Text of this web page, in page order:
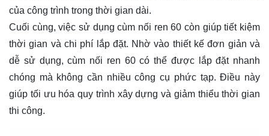
của công trình trong thời gian dài.
Cuối cùng, việc sử dụng cùm nối ren 60 còn giúp tiết kiệm
thời gian và chi phí lắp đặt. Nhờ vào thiết kế đơn giản và
dễ sử dụng, cùm nối ren 60 có thể được lắp đặt nhanh
chóng mà không cần nhiều công cụ phức tạp. Điều này
giúp tối ưu hóa quy trình xây dựng và giảm thiểu thời gian
thi công.